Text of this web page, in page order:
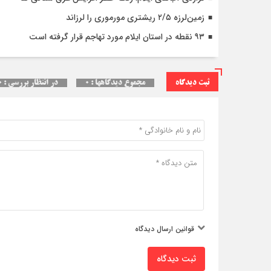
زمین‌لرزه ۲/۵ ریشتری مورموری را لرزاند
۹۳ نقطه در استان ایلام مورد تهاجم قرار گرفته است
ثبت دیدگاه مجموع دیدگاهها : ۰ در انتظار بررسی : ۰
قوانین ارسال دیدگاه
ثبت دیدگاه